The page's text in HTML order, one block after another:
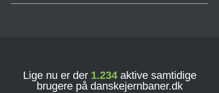
Lige nu er der 1.234aktive samtidige
brugere på danskejernbaner.dk